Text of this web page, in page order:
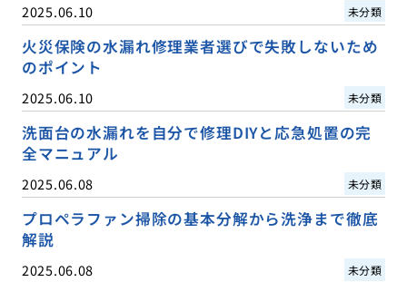
2025.06.10 未分類
火災保険の水漏れ修理業者選びで失敗しないため
のポイント
2025.06.10 未分類
洗面台の水漏れを自分で修理DIYと応急処置の完
全マニュアル
2025.06.08 未分類
プロペラファン掃除の基本分解から洗浄まで徹底
解説
2025.06.08 未分類